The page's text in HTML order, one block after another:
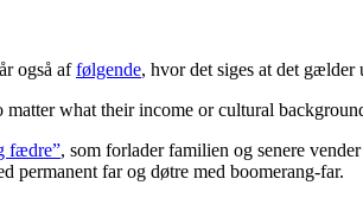
også affølgende, hvor det siges at det gælder
matter what their income or cultural
fædre”, som forlader familien og senere
permanent far og døtre med boomerang-far.